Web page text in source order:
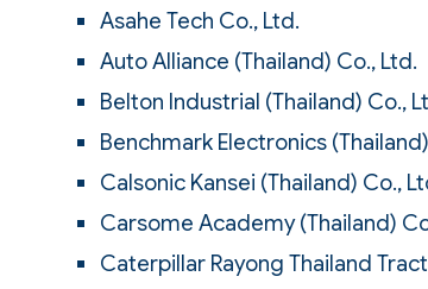
Asahe Tech Co., Ltd.
Auto Alliance (Thailand) Co., Ltd.
Belton Industrial (Thailand) Co.,
Benchmark Electronics
Calsonic Kansei (Thailand) Co.,
Carsome Academy (Thailand)
Caterpillar Rayong Thailand